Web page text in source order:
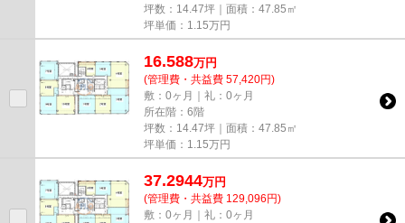
坪数：14.47坪｜面積：47.85㎡
坪単価： 1.15万円
16.588万円
(管理費・共益費 57,420円)
敷：0ヶ月｜礼：0ヶ月
所在階：6階
坪数：14.47坪｜面積：47.85㎡
坪単価： 1.15万円
37.2944万円
(管理費・共益費 129,096円)
敷：0ヶ月｜礼：0ヶ月